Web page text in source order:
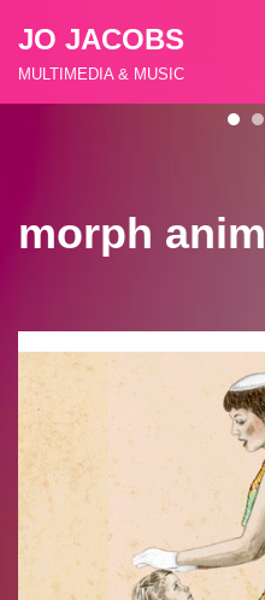
Zum
JO JACOBS
MULTIMEDIA & MUSIC
morph